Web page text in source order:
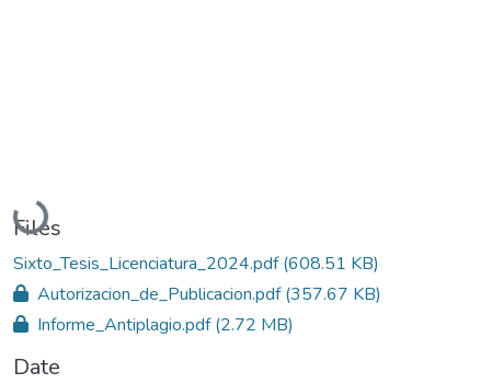
Loading...
Files
Sixto_Tesis_Licenciatura_2024.pdf(608.51 KB)
Autorizacion_de_Publicacion.pdf(357.67 KB)
Informe_Antiplagio.pdf(2.72 MB)
Date